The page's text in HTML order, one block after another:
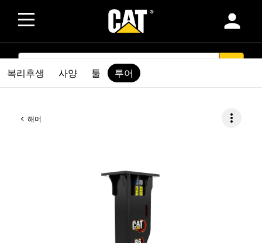
person
SEARCH
해머 more_vert
복리후생 사양 툴 투어